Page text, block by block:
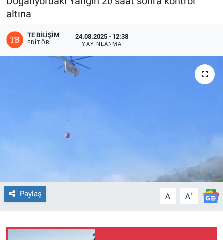
altına
TE BILIŞIM
EDITÖR
24.08.2025 - 12:38
YAYINLANMA
Paylaş A- A+